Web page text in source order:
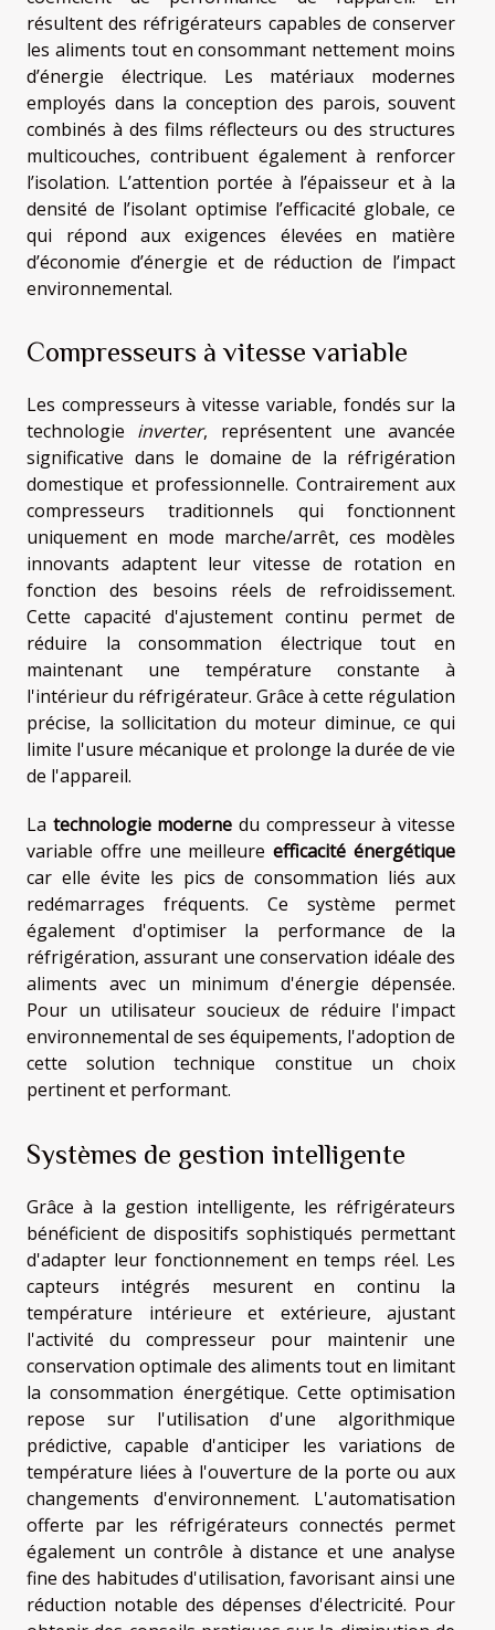
résultent des réfrigérateurs capables de conserver
les aliments tout en consommant nettement moins
d’énergie électrique. Les matériaux modernes
employés dans la conception des parois, souvent
combinés à des films réflecteurs ou des structures
multicouches, contribuent également à renforcer
l’isolation. L’attention portée à l’épaisseur et à la
densité de l’isolant optimise l’efficacité globale, ce
qui répond aux exigences élevées en matière
d’économie d’énergie et de réduction de l’impact
environnemental.
Compresseurs à vitesse variable
Les compresseurs à vitesse variable, fondés sur la
technologie inverter, représentent une avancée
significative dans le domaine de la réfrigération
domestique et professionnelle. Contrairement aux
compresseurs traditionnels qui fonctionnent
uniquement en mode marche/arrêt, ces modèles
innovants adaptent leur vitesse de rotation en
fonction des besoins réels de refroidissement.
Cette capacité d'ajustement continu permet de
réduire la consommation électrique tout en
maintenant une température constante à
l'intérieur du réfrigérateur. Grâce à cette régulation
précise, la sollicitation du moteur diminue, ce qui
limite l'usure mécanique et prolonge la durée de vie
de l'appareil.
La technologie moderne du compresseur à vitesse
variable offre une meilleureefficacité énergétique
car elle évite les pics de consommation liés aux
redémarrages fréquents. Ce système permet
également d'optimiser la performance de la
réfrigération, assurant une conservation idéale des
aliments avec un minimum d'énergie dépensée.
Pour un utilisateur soucieux de réduire l'impact
environnemental de ses équipements, l'adoption de
cette solution technique constitue un choix
pertinent et performant.
Systèmes de gestion intelligente
Grâce à la gestion intelligente, les réfrigérateurs
bénéficient de dispositifs sophistiqués permettant
d'adapter leur fonctionnement en temps réel. Les
capteurs intégrés mesurent en continu la
température intérieure et extérieure, ajustant
l'activité du compresseur pour maintenir une
conservation optimale des aliments tout en limitant
la consommation énergétique. Cette optimisation
repose sur l'utilisation d'une algorithmique
prédictive, capable d'anticiper les variations de
température liées à l'ouverture de la porte ou aux
changements d'environnement. L'automatisation
offerte par les réfrigérateurs connectés permet
également un contrôle à distance et une analyse
fine des habitudes d'utilisation, favorisant ainsi une
réduction notable des dépenses d'électricité. Pour